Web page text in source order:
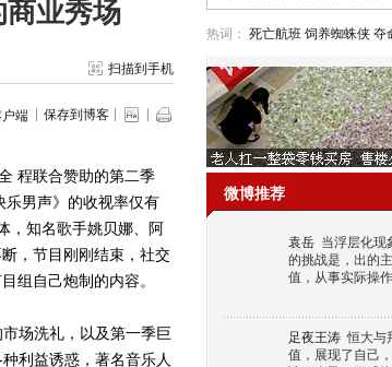
商业秀场
扫描到手机
端 保存到博客
程联合赞助的第二季
乐男声》的收视率仅有
，知名歌手姚贝娜、阿
，节目刚刚结束，社交
组自己炮制的内容。
洗礼，以及第一季巨
利益诱惑，著名音乐人
热词： 死亡航班 饲养蜘蛛侠 夺
微博推荐
袁岳 当浮层化现
的挑战是，出的
值，从事实际操
足夜王涛 恒大与
值，展现了自己